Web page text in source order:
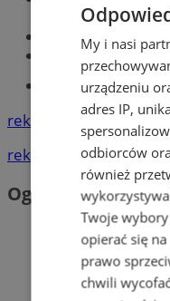
Zabrze
reklama
reklama
Ogłoszenia
My i nasi
urządzeniu
adres IP,
odbiorców
również
Twoje
opierać się
prawo
chwili